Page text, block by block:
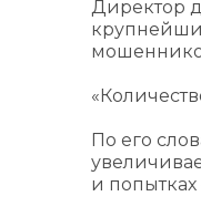
Директор
По его
и